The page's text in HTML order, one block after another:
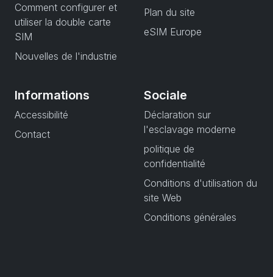
Comment configurer et
utiliser la double carte
SIM
Nouvelles de l'industrie
Plan du site
eSIM Europe
Informations
Accessibilité
Contact
Sociale
Déclaration sur
l'esclavage moderne
politique de
confidentialité
Conditions d'utilisation du
site Web
Conditions générales